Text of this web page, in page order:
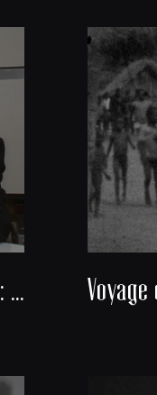
Docteur Alexis Banayan : Président du consistoire de la communauté juive de Bordeaux